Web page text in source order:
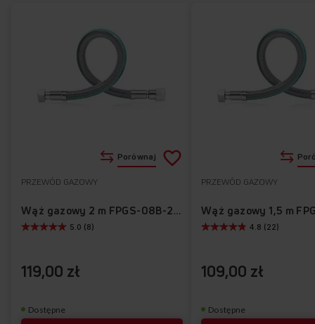
Dostępne
PRZEWÓD GAZOWY
Wąż gazowy 2 m FPGS-08B-200
5.0 (8)
119,00 zł
Porównaj Dodaj
listyulubionych
Dostępne
PRZEWÓD GAZOWY
4.8 (22)
109,00 zł